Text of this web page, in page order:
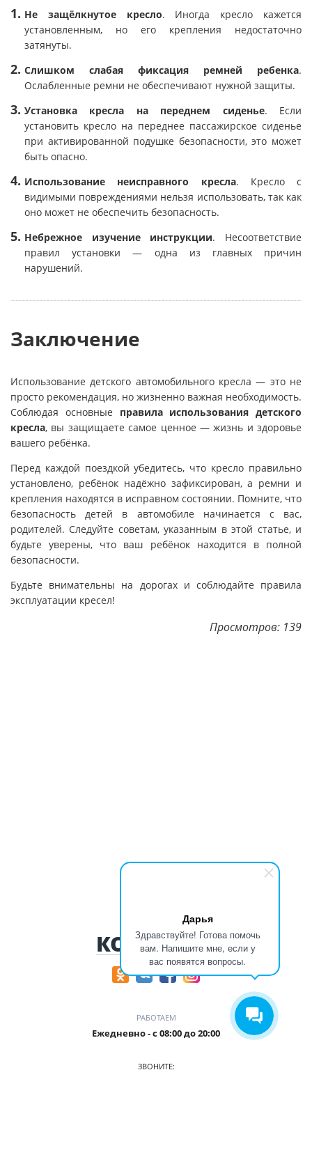
Дарья
Здравствуйте! Готова помочь
вам. Напишите мне, если у
вас появятся вопросы.
Не защёлкнутое кресло. Иногда кресло кажется
установленным, но его крепления недостаточно
затянуты.
Слишком слабая фиксация ремней ребенка.
Ослабленные ремни не обеспечивают нужной защиты.
Установка кресла на переднем сиденье. Если
установить кресло на переднее пассажирское сиденье
при активированной подушке безопасности, это может
быть опасно.
Использование неисправного кресла. Кресло с
видимыми повреждениями нельзя использовать, так как
оно может не обеспечить безопасность.
Небрежное изучение инструкции. Несоответствие
правил установки — одна из главных причин
нарушений.
Заключение
Использование детского автомобильного кресла — это не
просто рекомендация, но жизненно важная необходимость.
Соблюдая основные правила использования детского
кресла, вы защищаете самое ценное — жизнь и здоровье
вашего ребёнка.
Перед каждой поездкой убедитесь, что кресло правильно
установлено, ребёнок надёжно зафиксирован, а ремни и
крепления находятся в исправном состоянии. Помните, что
безопасность детей в автомобиле начинается с вас,
родителей. Следуйте советам, указанным в этой статье, и
будьте уверены, что ваш ребёнок находится в полной
безопасности.
Будьте внимательны на дорогах и соблюдайте правила
эксплуатации кресел!
Просмотров: 139
КОНТАКТЫ
РАБОТАЕМ
Ежедневно - с 08:00 до 20:00
ЗВОНИТЕ: